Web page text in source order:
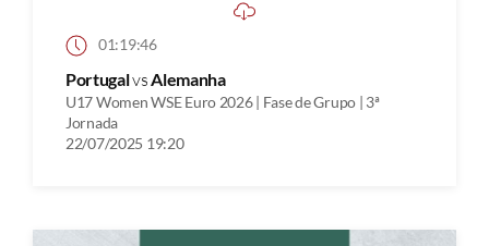
01:19:46
PortugalvsAlemanha
U17 Women WSE Euro 2026 | Fase de Grupo | 3ª
Jornada
22/07/2025 19:20